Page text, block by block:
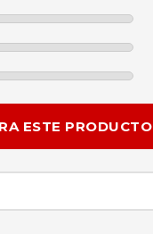
ESTE PRODUCTO